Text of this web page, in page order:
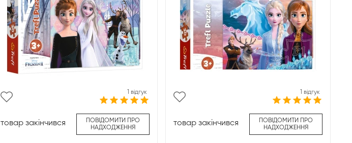
1 відгук
товар закінчився
ПОВІДОМИТИ ПРО
НАДХОДЖЕННЯ
1 відгук
товар закінчився
ПОВІДОМИТИ ПРО
НАДХОДЖЕННЯ